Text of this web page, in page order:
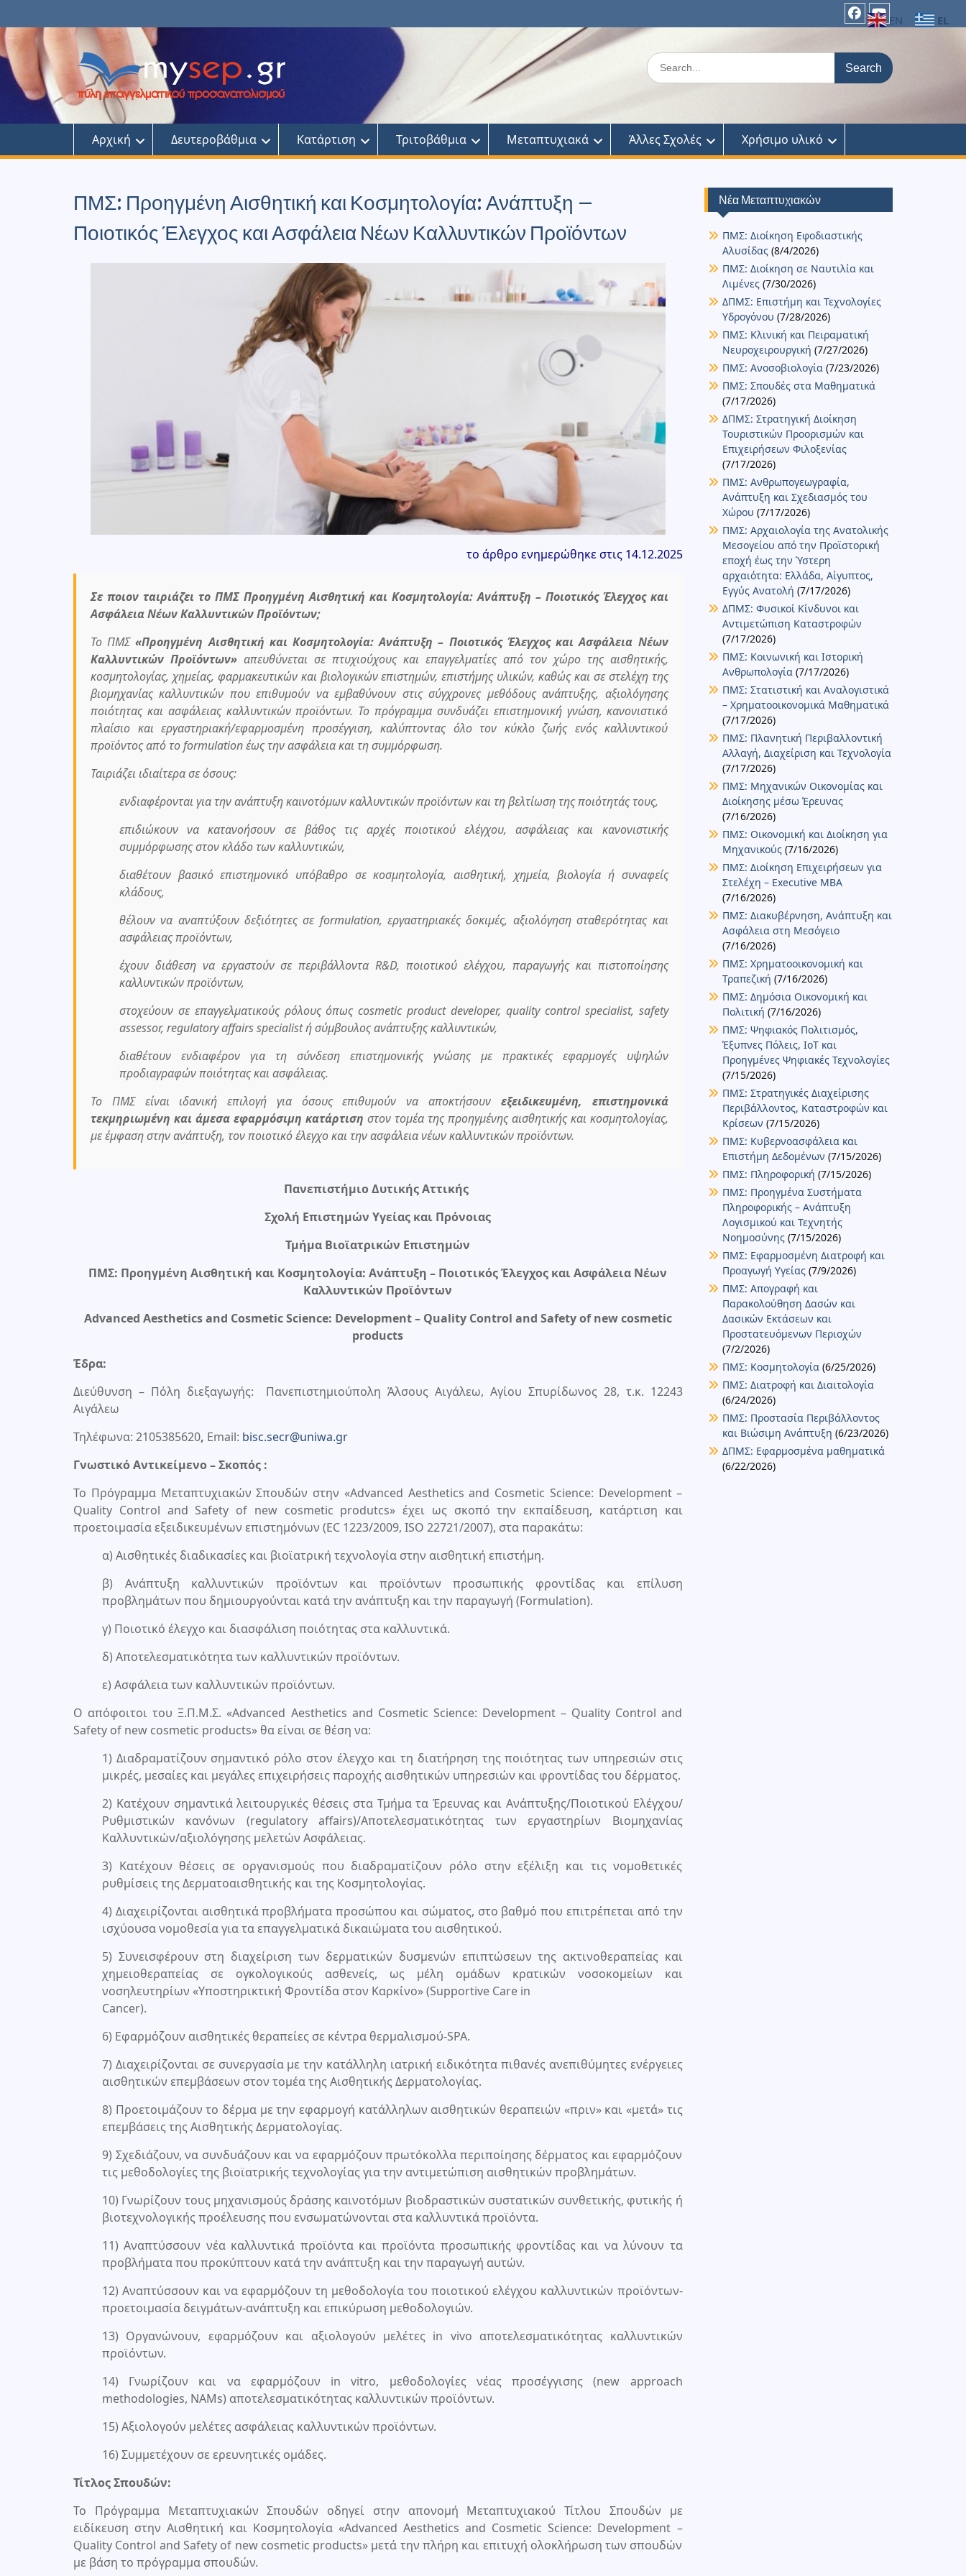
content
facebookYoutube
Search
for:
Αρχική Δευτεροβάθμια Κατάρτιση Τριτοβάθμια Μεταπτυχιακά Άλλες Σχολές Χρήσιμο υλικό
ΠΜΣ: Προηγμένη Αισθητική και Κοσμητολογία: Ανάπτυξη –
Ποιοτικός Έλεγχος και Ασφάλεια Νέων Καλλυντικών Προϊόντων
το άρθρο ενημερώθηκε στις 14.12.2025
Σε ποιον ταιριάζει το ΠΜΣ Προηγμένη Αισθητική και Κοσμητολογία: Ανάπτυξη – Ποιοτικός Έλεγχος και
Ασφάλεια Νέων Καλλυντικών Προϊόντων;
Το ΠΜΣ«Προηγμένη Αισθητική και Κοσμητολογία: Ανάπτυξη – Ποιοτικός Έλεγχος και Ασφάλεια Νέων
Καλλυντικών Προϊόντων»απευθύνεται σε πτυχιούχους και επαγγελματίες από τον χώρο της αισθητικής,
κοσμητολογίας, χημείας, φαρμακευτικών και βιολογικών επιστημών, επιστήμης υλικών, καθώς και σε στελέχη της
βιομηχανίας καλλυντικών που επιθυμούν να εμβαθύνουν στις σύγχρονες μεθόδους ανάπτυξης, αξιολόγησης
ποιότητας και ασφάλειας καλλυντικών προϊόντων. Το πρόγραμμα συνδυάζει επιστημονική γνώση, κανονιστικό
πλαίσιο και εργαστηριακή/εφαρμοσμένη προσέγγιση, καλύπτοντας όλο τον κύκλο ζωής ενός καλλυντικού
προϊόντος από το formulation έως την ασφάλεια και τη συμμόρφωση.
Ταιριάζει ιδιαίτερα σε όσους:
ενδιαφέρονται για την ανάπτυξη καινοτόμων καλλυντικών προϊόντων και τη βελτίωση της ποιότητάς τους,
επιδιώκουν να κατανοήσουν σε βάθος τις αρχές ποιοτικού ελέγχου, ασφάλειας και κανονιστικής
συμμόρφωσης στον κλάδο των καλλυντικών,
διαθέτουν βασικό επιστημονικό υπόβαθρο σε κοσμητολογία, αισθητική, χημεία, βιολογία ή συναφείς
κλάδους,
θέλουν να αναπτύξουν δεξιότητες σε formulation, εργαστηριακές δοκιμές, αξιολόγηση σταθερότητας και
ασφάλειας προϊόντων,
έχουν διάθεση να εργαστούν σε περιβάλλοντα R&D, ποιοτικού ελέγχου, παραγωγής και πιστοποίησης
καλλυντικών προϊόντων,
στοχεύουν σε επαγγελματικούς ρόλους όπως cosmetic product developer, quality control specialist, safety
assessor, regulatory affairs specialist ή σύμβουλος ανάπτυξης καλλυντικών,
διαθέτουν ενδιαφέρον για τη σύνδεση επιστημονικής γνώσης με πρακτικές εφαρμογές υψηλών
προδιαγραφών ποιότητας και ασφάλειας.
Το ΠΜΣ είναι ιδανική επιλογή για όσους επιθυμούν να αποκτήσουν εξειδικευμένη, επιστημονικά
τεκμηριωμένη και άμεσα εφαρμόσιμη κατάρτιση στον τομέα της προηγμένης αισθητικής και κοσμητολογίας,
με έμφαση στην ανάπτυξη, τον ποιοτικό έλεγχο και την ασφάλεια νέων καλλυντικών προϊόντων.
Πανεπιστήμιο Δυτικής Αττικής
Σχολή Επιστημών Υγείας και Πρόνοιας
Τμήμα Βιοϊατρικών Επιστημών
ΠΜΣ: Προηγμένη Αισθητική και Κοσμητολογία: Ανάπτυξη – Ποιοτικός Έλεγχος και Ασφάλεια Νέων
Καλλυντικών Προϊόντων
Advanced Aesthetics and Cosmetic Science: Development – Quality Control and Safety of new cosmetic
products
Έδρα:
Διεύθυνση – Πόλη διεξαγωγής: Πανεπιστημιούπολη Άλσους Αιγάλεω, Αγίου Σπυρίδωνος 28, τ.κ. 12243
Αιγάλεω
Τηλέφωνα: 2105385620, Email: bisc.secr@uniwa.gr
Γνωστικό Αντικείμενο – Σκοπός :
Το Πρόγραμμα Μεταπτυχιακών Σπουδών στην «Advanced Aesthetics and Cosmetic Science: Development –
Quality Control and Safety of new cosmetic produtcs» έχει ως σκοπό την εκπαίδευση, κατάρτιση και
προετοιμασία εξειδικευμένων επιστημόνων (EC 1223/2009, ISO 22721/2007), στα παρακάτω:
α) Αισθητικές διαδικασίες και βιοϊατρική τεχνολογία στην αισθητική επιστήμη.
β) Ανάπτυξη καλλυντικών προϊόντων και προϊόντων προσωπικής φροντίδας και επίλυση
προβλημάτων που δημιουργούνται κατά την ανάπτυξη και την παραγωγή (Formulation).
γ) Ποιοτικό έλεγχο και διασφάλιση ποιότητας στα καλλυντικά.
δ) Αποτελεσματικότητα των καλλυντικών προϊόντων.
ε) Ασφάλεια των καλλυντικών προϊόντων.
Ο απόφοιτoι του Ξ.Π.Μ.Σ. «Advanced Aesthetics and Cosmetic Science: Development – Quality Control and
Safety of new cosmetic products» θα είναι σε θέση να:
1) Διαδραματίζουν σημαντικό ρόλο στον έλεγχο και τη διατήρηση της ποιότητας των υπηρεσιών στις
μικρές, μεσαίες και μεγάλες επιχειρήσεις παροχής αισθητικών υπηρεσιών και φροντίδας του δέρματος.
2) Κατέχουν σημαντικά λειτουργικές θέσεις στα Τμήμα τα Έρευνας και Ανάπτυξης/Ποιοτικού Ελέγχου/
Ρυθμιστικών κανόνων (regulatory affairs)/Αποτελεσματικότητας των εργαστηρίων Βιομηχανίας
Καλλυντικών/αξιολόγησης μελετών Ασφάλειας.
3) Κατέχουν θέσεις σε οργανισμούς που διαδραματίζουν ρόλο στην εξέλιξη και τις νομοθετικές
ρυθμίσεις της Δερματοαισθητικής και της Κοσμητολογίας.
4) Διαχειρίζονται αισθητικά προβλήματα προσώπου και σώματος, στο βαθμό που επιτρέπεται από την
ισχύουσα νομοθεσία για τα επαγγελματικά δικαιώματα του αισθητικού.
5) Συνεισφέρουν στη διαχείριση των δερματικών δυσμενών επιπτώσεων της ακτινοθεραπείας και
χημειοθεραπείας σε ογκολογικούς ασθενείς, ως μέλη ομάδων κρατικών νοσοκομείων και
νοσηλευτηρίων «Υποστηρικτική Φροντίδα στον Καρκίνο» (Supportive Care in
Cancer).
6) Εφαρμόζουν αισθητικές θεραπείες σε κέντρα θερμαλισμού-SPA.
7) Διαχειρίζονται σε συνεργασία με την κατάλληλη ιατρική ειδικότητα πιθανές ανεπιθύμητες ενέργειες
αισθητικών επεμβάσεων στον τομέα της Αισθητικής Δερματολογίας.
8) Προετοιμάζουν το δέρμα με την εφαρμογή κατάλληλων αισθητικών θεραπειών «πριν» και «μετά» τις
επεμβάσεις της Αισθητικής Δερματολογίας.
9) Σχεδιάζουν, να συνδυάζουν και να εφαρμόζουν πρωτόκολλα περιποίησης δέρματος και εφαρμόζουν
τις μεθοδολογίες της βιοϊατρικής τεχνολογίας για την αντιμετώπιση αισθητικών προβλημάτων.
10) Γνωρίζουν τους μηχανισμούς δράσης καινοτόμων βιοδραστικών συστατικών συνθετικής, φυτικής ή
βιοτεχνολογικής προέλευσης που ενσωματώνονται στα καλλυντικά προϊόντα.
11) Αναπτύσσουν νέα καλλυντικά προϊόντα και προϊόντα προσωπικής φροντίδας και να λύνουν τα
προβλήματα που προκύπτουν κατά την ανάπτυξη και την παραγωγή αυτών.
12) Αναπτύσσουν και να εφαρμόζουν τη μεθοδολογία του ποιοτικού ελέγχου καλλυντικών προϊόντων-
προετοιμασία δειγμάτων-ανάπτυξη και επικύρωση μεθοδολογιών.
13) Οργανώνουν, εφαρμόζουν και αξιολογούν μελέτες in vivo αποτελεσματικότητας καλλυντικών
προϊόντων.
14) Γνωρίζουν και να εφαρμόζουν in vitro, μεθοδολογίες νέας προσέγγισης (new approach
methodologies, NAMs) αποτελεσματικότητας καλλυντικών προϊόντων.
15) Αξιολογούν μελέτες ασφάλειας καλλυντικών προϊόντων.
16) Συμμετέχουν σε ερευνητικές ομάδες.
Τίτλος Σπουδών:
Το Πρόγραμμα Μεταπτυχιακών Σπουδών οδηγεί στην απονομή Μεταπτυχιακού Τίτλου Σπουδών με
ειδίκευση στην Αισθητική και Κοσμητολογία «Advanced Aesthetics and Cosmetic Science: Development –
Quality Control and Safety of new cosmetic products» μετά την πλήρη και επιτυχή ολοκλήρωση των σπουδών
με βάση το πρόγραμμα σπουδών.
Νέα Μεταπτυχιακών
ΠΜΣ: Διοίκηση Εφοδιαστικής
Αλυσίδας (8/4/2026)
ΠΜΣ: Διοίκηση σε Ναυτιλία και
Λιμένες (7/30/2026)
ΔΠΜΣ: Επιστήμη και Τεχνολογίες
Υδρογόνου (7/28/2026)
ΠΜΣ: Κλινική και Πειραματική
Νευροχειρουργική (7/27/2026)
ΠΜΣ: Ανοσοβιολογία (7/23/2026)
ΠΜΣ: Σπουδές στα Μαθηματικά
(7/17/2026)
ΔΠΜΣ: Στρατηγική Διοίκηση
Τουριστικών Προορισμών και
Επιχειρήσεων Φιλοξενίας
(7/17/2026)
ΠΜΣ: Ανθρωπογεωγραφία,
Ανάπτυξη και Σχεδιασμός του
Χώρου (7/17/2026)
ΠΜΣ: Αρχαιολογία της Ανατολικής
Μεσογείου από την Προϊστορική
εποχή έως την Ύστερη
αρχαιότητα: Ελλάδα, Αίγυπτος,
Εγγύς Ανατολή (7/17/2026)
ΔΠΜΣ: Φυσικοί Κίνδυνοι και
Αντιμετώπιση Καταστροφών
(7/17/2026)
ΠΜΣ: Κοινωνική και Ιστορική
Ανθρωπολογία (7/17/2026)
ΠΜΣ: Στατιστική και Αναλογιστικά
– Χρηματοοικονομικά Μαθηματικά
(7/17/2026)
ΠΜΣ: Πλανητική Περιβαλλοντική
Αλλαγή, Διαχείριση και Τεχνολογία
(7/17/2026)
ΠΜΣ: Μηχανικών Οικονομίας και
Διοίκησης μέσω Έρευνας
(7/16/2026)
ΠΜΣ: Οικονομική και Διοίκηση για
Μηχανικούς (7/16/2026)
ΠΜΣ: Διοίκηση Επιχειρήσεων για
Στελέχη – Executive MBA
(7/16/2026)
ΠΜΣ: Διακυβέρνηση, Ανάπτυξη και
Ασφάλεια στη Μεσόγειο
(7/16/2026)
ΠΜΣ: Χρηματοοικονομική και
Τραπεζική (7/16/2026)
ΠΜΣ: Δημόσια Οικονομική και
Πολιτική (7/16/2026)
ΠΜΣ: Ψηφιακός Πολιτισμός,
Έξυπνες Πόλεις, IoT και
Προηγμένες Ψηφιακές Τεχνολογίες
(7/15/2026)
ΠΜΣ: Στρατηγικές Διαχείρισης
Περιβάλλοντος, Καταστροφών και
Κρίσεων (7/15/2026)
ΠΜΣ: Κυβερνοασφάλεια και
Επιστήμη Δεδομένων (7/15/2026)
ΠΜΣ: Πληροφορική (7/15/2026)
ΠΜΣ: Προηγμένα Συστήματα
Πληροφορικής – Ανάπτυξη
Λογισμικού και Τεχνητής
Νοημοσύνης (7/15/2026)
ΠΜΣ: Εφαρμοσμένη Διατροφή και
Προαγωγή Υγείας (7/9/2026)
ΠΜΣ: Απογραφή και
Παρακολούθηση Δασών και
Δασικών Εκτάσεων και
Προστατευόμενων Περιοχών
(7/2/2026)
ΠΜΣ: Κοσμητολογία (6/25/2026)
ΠΜΣ: Διατροφή και Διαιτολογία
(6/24/2026)
ΠΜΣ: Προστασία Περιβάλλοντος
και Βιώσιμη Ανάπτυξη (6/23/2026)
ΔΠΜΣ: Εφαρμοσμένα μαθηματικά
(6/22/2026)
EN EL